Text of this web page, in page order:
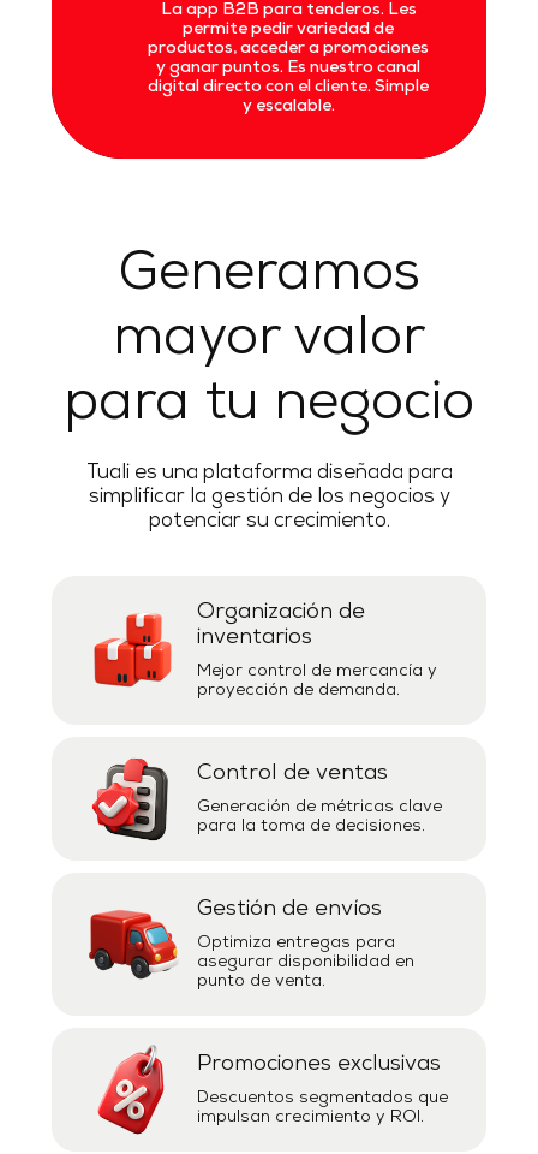
La app B2B para tenderos. Les
permite pedir variedad de
productos, acceder a promociones
y ganar puntos. Es nuestro canal
digital directo con el cliente. Simple
y escalable.
Generamos
mayor valor
para tu negocio
Tuali es una plataforma diseñada para
simplificar la gestión de los negocios y
potenciar su crecimiento.
Organización de
inventarios
Mejor control de mercancía y
proyección de demanda.
Control de ventas
Generación de métricas clave
para la toma de decisiones.
Gestión de envíos
Optimiza entregas para
asegurar disponibilidad en
punto de venta.
Promociones exclusivas
Descuentos segmentados que
impulsan crecimiento y ROI.